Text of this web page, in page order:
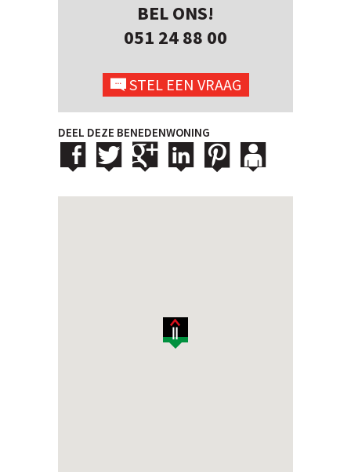
BEL ONS!
051 24 88 00
STEL EEN VRAAG
DEEL DEZE BENEDENWONING